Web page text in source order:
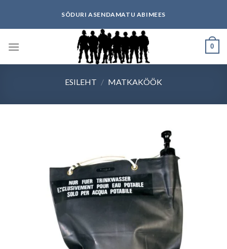
content
SÕDURI ASENDAMATU ABIMEES
0
ESILEHT / MATKAKÖÖK